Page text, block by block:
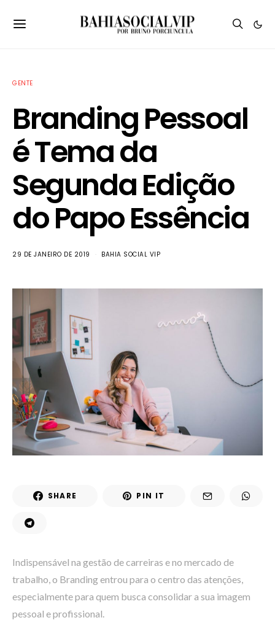
GENTE
Branding Pessoal
é Tema da
Segunda Edição
do Papo Essência
29 DE JANEIRO DE 2019 BAHIA SOCIAL VIP
SHARE PIN IT
Indispensável na gestão de carreiras e no mercado de
trabalho, o Branding entrou para o centro das atenções,
especialmente para quem busca consolidar a sua imagem
pessoal e profissional.